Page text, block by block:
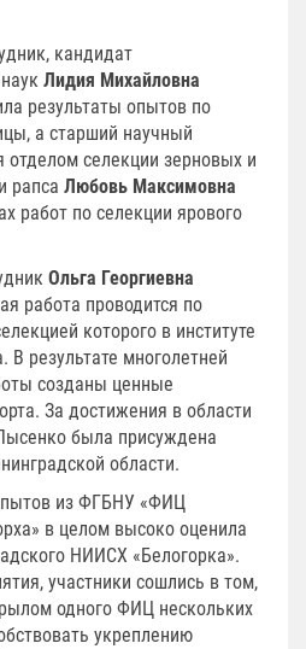
кандидат
Лидия Михайловна
результаты опытов по
а старший научный
селекции зерновых и
рапса Любовь Максимовна
работ по селекции ярового
Ольга Георгиевна
работа проводится по
которого в институте
В результате многолетней
созданы ценные
За достижения в области
была присуждена
области.
из ФГБНУ «ФИЦ
в целом высоко оценила
НИИСХ «Белогорка».
участники сошлись в том,
одного ФИЦ нескольких
укреплению